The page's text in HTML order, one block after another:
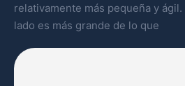
relativamente más pequeña y
lado es más grande de lo que